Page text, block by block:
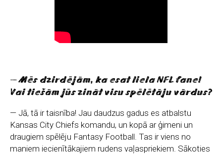
— Mēs dzirdējām, ka esat liela NFL fane!
Vai tiešām jūs zināt visu spēlētāju vārdus?
— Jā, tā ir taisnība! Jau daudzus gadus es atbalstu
Kansas City Chiefs komandu, un kopā ar ģimeni un
draugiem spēlēju Fantasy Football. Tas ir viens no
maniem iecienītākajiem rudens vaļaspriekiem. Sākoties